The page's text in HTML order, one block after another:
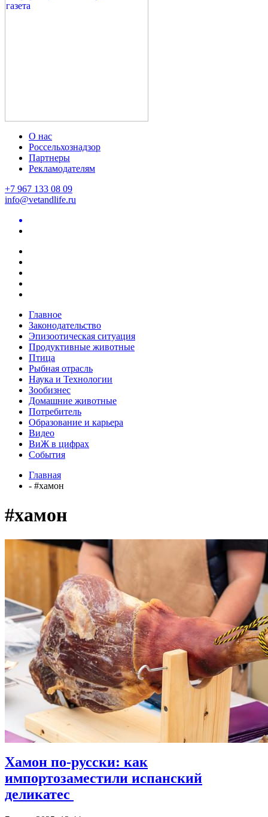
О нас
Россельхознадзор
Партнеры
Рекламодателям
+7 967 133 08 09
info@vetandlife.ru
Главное
Законодательство
Эпизоотическая ситуация
Продуктивные животные
Птица
Рыбная отрасль
Наука и Технологии
Зообизнес
Домашние животные
Потребитель
Образование и карьера
Видео
ВиЖ в цифрах
События
Главная
- #хамон
#хамон
Хамон по-русски: как
импортозаместили испанский
деликатес